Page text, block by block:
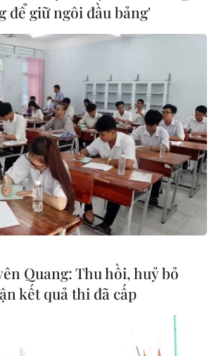
tử liên ngân hàng để nộp phí
cảng biển: Đi ngược chủ
nghiệp
để giữ ngôi đầu bảng'
Quang: Thu hồi, huỷ bỏ
kết quả thi đã cấp